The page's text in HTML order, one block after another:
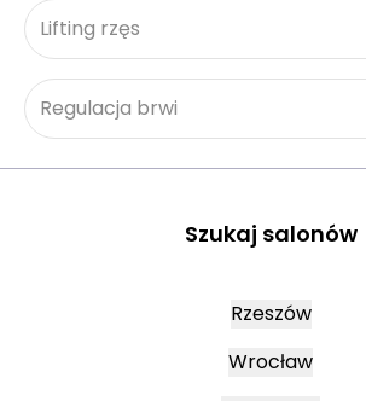
Lifting rzęs
Regulacja brwi
Szukaj salonów
Rzeszów
Wrocław